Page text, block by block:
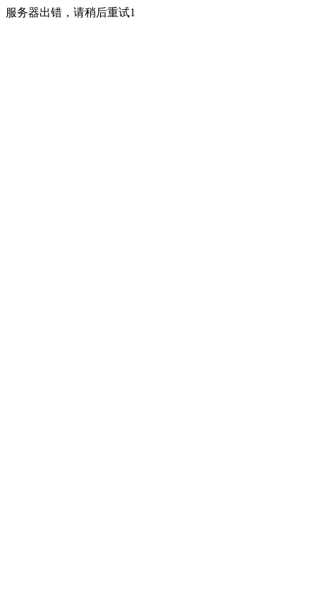
服务器出错，请稍后重试1